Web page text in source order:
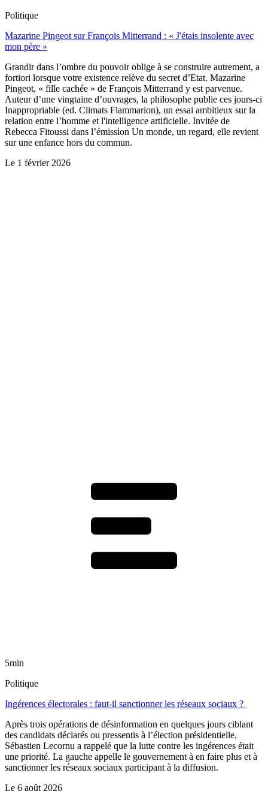
Politique
Mazarine Pingeot sur François Mitterrand : « J'étais insolente avec
mon père »
Grandir dans l’ombre du pouvoir oblige à se construire autrement, a
fortiori lorsque votre existence relève du secret d’Etat. Mazarine
Pingeot, « fille cachée » de François Mitterrand y est parvenue.
Auteur d’une vingtaine d’ouvrages, la philosophe publie ces jours-ci
Inappropriable (ed. Climats Flammarion), un essai ambitieux sur la
relation entre l’homme et l'intelligence artificielle. Invitée de
Rebecca Fitoussi dans l’émission Un monde, un regard, elle revient
sur une enfance hors du commun.
Le 1 février 2026
5min
Politique
Ingérences électorales : faut-il sanctionner les réseaux sociaux ?
Après trois opérations de désinformation en quelques jours ciblant
des candidats déclarés ou pressentis à l’élection présidentielle,
Sébastien Lecornu a rappelé que la lutte contre les ingérences était
une priorité. La gauche appelle le gouvernement à en faire plus et à
sanctionner les réseaux sociaux participant à la diffusion.
Le 6 août 2026